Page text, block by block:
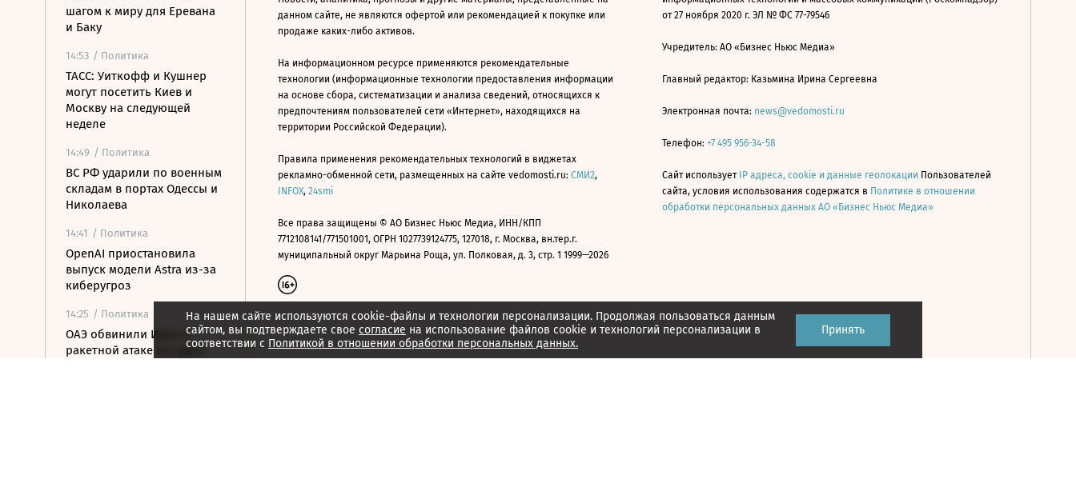
шагом к миру для Еревана
и Баку
14:53 / Политика
ТАСС: Уиткофф и Кушнер
могут посетить Киев и
Москву на следующей
неделе
14:49 / Политика
ВС РФ ударили по военным
складам в портах Одессы и
Николаева
14:41 / Политика
OpenAI приостановила
выпуск модели Astra из-за
киберугроз
14:25 / Политика
ОАЭ обвинили Иран в
ракетной атаке на судно
На нашем сайте используются cookie-файлы и технологии персонализации. Продолжая пользоваться данным
сайтом, вы подтверждаете свое согласие на использование файлов cookie и технологий персонализации в
соответствии с Политикой в отношении обработки персональных данных.
Принять
данном сайте, не являются офертой или рекомендацией к покупке или
продаже каких-либо активов.
На информационном ресурсе применяются рекомендательные
технологии (информационные технологии предоставления информации
на основе сбора, систематизации и анализа сведений, относящихся к
предпочтениям пользователей сети «Интернет», находящихся на
территории Российской Федерации).
Правила применения рекомендательных технологий в виджетах
рекламно-обменной сети, размещенных на сайте vedomosti.ru: СМИ2,
INFOX, 24smi
Все права защищены © АО Бизнес Ньюс Медиа, ИНН/КПП
7712108141/771501001, ОГРН 1027739124775, 127018, г. Москва, вн.тер.г.
муниципальный округ Марьина Роща, ул. Полковая, д. 3, стр. 1 1999—2026
от 27 ноября 2020 г. ЭЛ № ФС 77-79546
Учредитель: АО «Бизнес Ньюс Медиа»
Главный редактор: Казьмина Ирина Сергеевна
Электронная почта: news@vedomosti.ru
Телефон: +7 495 956-34-58
Сайт использует IP адреса, cookie и данные геолокации Пользователей
сайта, условия использования содержатся в Политике в отношении
обработки персональных данных АО «Бизнес Ньюс Медиа»